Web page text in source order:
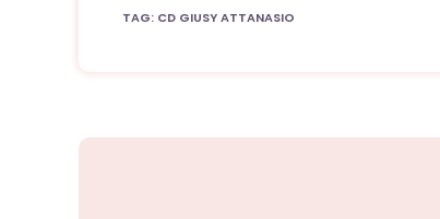
TAG: CD GIUSY ATTANASIO